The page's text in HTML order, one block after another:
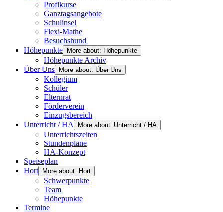
Profikurse
Ganztagsangebote
Schulinsel
Flexi-Mathe
Besuchshund
Höhepunkte
More about: Höhepunkte
Höhepunkte Archiv
Über Uns
More about: Über Uns
Kollegium
Schüler
Elternrat
Förderverein
Einzugsbereich
Unterricht / HA
More about: Unterricht / HA
Unterrichtszeiten
Stundenpläne
HA-Konzept
Speiseplan
Hort
More about: Hort
Schwerpunkte
Team
Höhepunkte
Termine